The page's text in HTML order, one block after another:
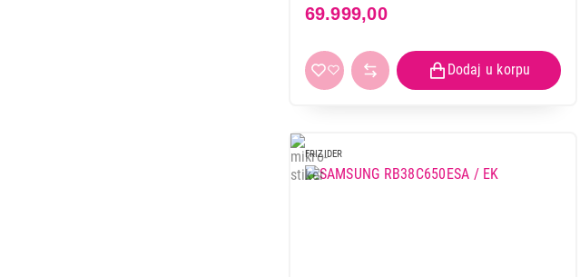
69.999,00
FRIZIDER